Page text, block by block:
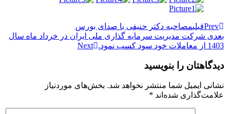
Prevقبلیمصاحبه دکتر حنیفی با صدای بورس
بعدی شرکت مدیریت سرمایه گذاری ملی ایران در خرداد ماه سال
1403 از معاملات خود سود کسب نمود.
Next
دیدگاهتان را بنویسید
نشانی ایمیل شما منتشر نخواهد شد. بخش‌های موردنیاز
علامت‌گذاری شده‌اند *